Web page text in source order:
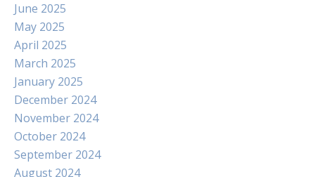
June 2025
May 2025
April 2025
March 2025
January 2025
December 2024
November 2024
October 2024
September 2024
August 2024